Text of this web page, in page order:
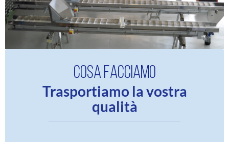
COSA FACCIAMO
Trasportiamo la vostra
qualità